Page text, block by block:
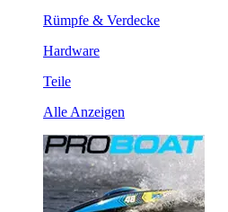
Rümpfe & Verdecke
Hardware
Teile
Alle Anzeigen